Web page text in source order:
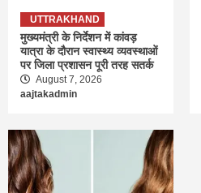
UTTRAKHAND
मुख्यमंत्री के निर्देशन में कांवड़
यात्रा के दौरान स्वास्थ्य व्यवस्थाओं
पर जिला प्रशासन पूरी तरह सतर्क
August 7, 2026
aajtakadmin